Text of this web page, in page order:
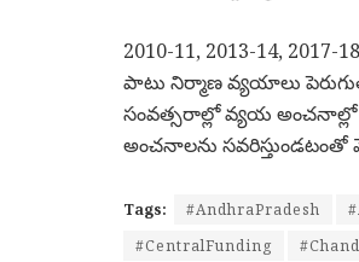
2010-11, 2013-14,
పాటు నిర్మాణ వ్యయాలు
సంవత్సరాల్లో వ్యయ
అంచనాలను సవరిస్తుండటంతో
Tags: #AndhraPradesh
#CentralFunding